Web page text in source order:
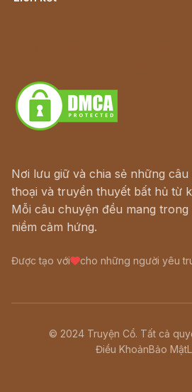
Nơi lưu giữ và chia sẻ những
thoại và truyền thuyết bất hủ từ
Mỗi câu chuyện đều mang
niềm cảm hứng.
Được tạo với cho những người yêu
© 2024 Truyện Cổ. Tất cả
Điều KhoảnBảo Mật